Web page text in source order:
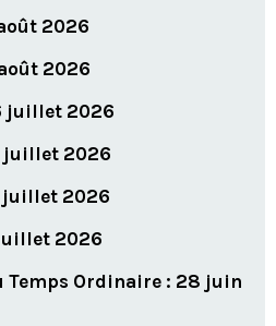
2026
2026
juillet 2026
juillet 2026
juillet 2026
2026
Temps Ordinaire : 28 juin